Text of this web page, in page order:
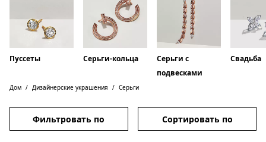
Пуссеты Серьги-кольца
Серьги с
подвесками
Свадьба
Дом Дизайнерские украшения Серьги
Фильтровать по Сортировать по